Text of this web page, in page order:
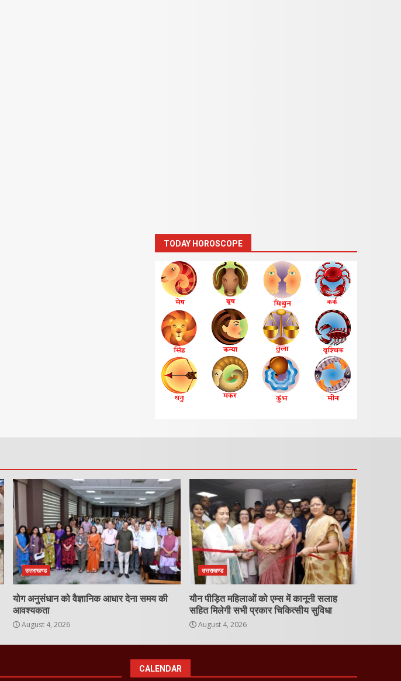
TODAY HOROSCOPE
उत्तराखण्ड
योग अनुसंधान को वैज्ञानिक आधार देना समय की
आवश्यकता
August 4, 2026
उत्तराखण्ड
यौन पीड़ित महिलाओं को एम्स में कानूनी सलाह
सहित मिलेगी सभी प्रकार चिकित्सीय सुविधा
August 4, 2026
CALENDAR